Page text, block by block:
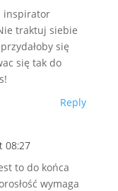
inspirator
traktuj siebie
się
się tak do
Reply
08:27
to do końca
wymaga